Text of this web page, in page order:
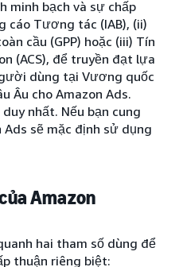
minh bạch và sự chấp
cáo Tương tác (IAB), (ii)
cầu (GPP) hoặc (iii) Tín
(ACS), để truyền đạt lựa
dùng tại Vương quốc
Âu cho Amazon Ads.
nhất. Nếu bạn cung
sẽ mặc định sử dụng
Amazon
hai tham số dùng để
thuận riêng biệt: